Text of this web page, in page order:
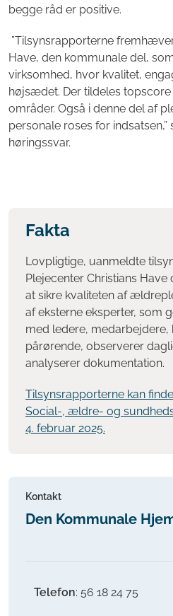
begge råd er positive.
”Tilsynsrapporterne
Have, den kommunale del,
virksomhed, hvor kvalitet,
højsædet. Der tildeles
områder. Også i denne del af
personale roses for
høringssvar.
Fakta
Lovpligtige, uanmeldte
Plejecenter Christians
at sikre kvaliteten af
af eksterne eksperter, som
med ledere, medarbejdere,
pårørende, observerer
analyserer dokumentation.
Tilsynsrapporterne kan
Social-, ældre- og
4. februar 2025.
Kontakt
Den Kommunale
Telefon: 56 18 24 75